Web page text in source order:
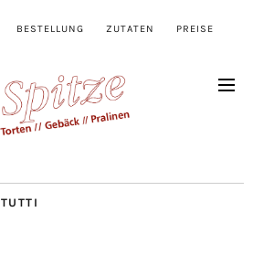
BESTELLUNG ZUTATEN PREISE
TUTTI